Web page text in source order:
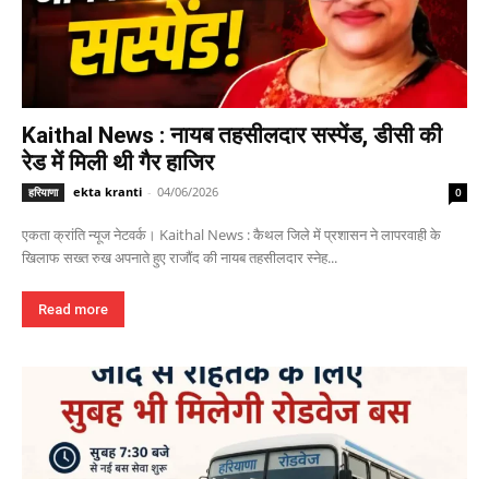
Kaithal News : नायब तहसीलदार सस्पेंड, डीसी की
रेड में मिली थी गैर हाजिर
हरियाणा ekta kranti - 04/06/2026 0
एकता क्रांति न्यूज नेटवर्क। Kaithal News : कैथल जिले में प्रशासन ने लापरवाही के
खिलाफ सख्त रुख अपनाते हुए राजौंद की नायब तहसीलदार स्नेह...
Read more